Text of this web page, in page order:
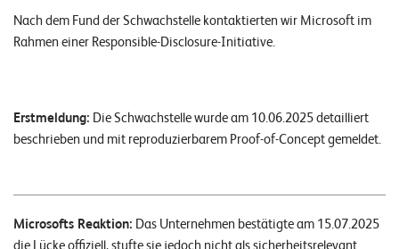
Nach dem Fund der Schwachstelle kontaktierten wir Microsoft im
Rahmen einer Responsible-Disclosure-Initiative.
Erstmeldung: Die Schwachstelle wurde am 10.06.2025 detailliert
beschrieben und mit reproduzierbarem Proof-of-Concept gemeldet.
Microsofts Reaktion: Das Unternehmen bestätigte am 15.07.2025
die Lücke offiziell, stufte sie jedoch nicht als sicherheitsrelevant